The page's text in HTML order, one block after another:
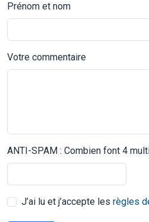
Prénom et nom
Votre commentaire
ANTI-SPAM : Combien font 4
J’ai lu et j’accepte les règles